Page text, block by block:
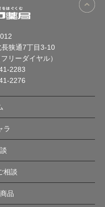
狭通7丁目3-10
リーダイヤル）
2283
2276
ラ
相談
品